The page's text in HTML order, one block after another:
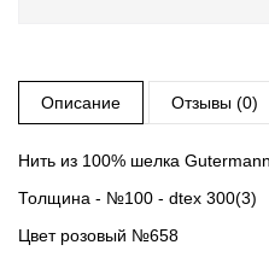
Описание Отзывы (0)
Нить из 100% шелка
Толщина - №100 - dtex 300(3)
Цвет розовый №658